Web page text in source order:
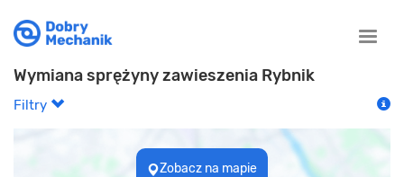
Toggle
Wymiana sprężyny zawieszenia Rybnik
Filtry
Zobacz na mapie